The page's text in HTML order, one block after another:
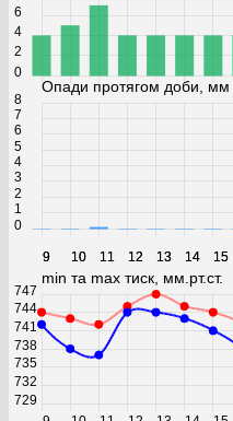
9 10 11 12 13 14 15
0
2
4
6
Опади протягом доби, мм
9 10 11 12 13 14 15
0
1
2
3
4
5
6
7
8
min та max тиск, мм.рт.ст.
729
732
735
738
741
744
747